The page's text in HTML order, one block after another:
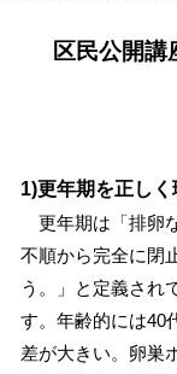
区民公開
1)更年期を正しく
更年期は「排卵
不順から完全に閉
う。」と定義され
す。年齢的には40
差が大きい。卵巣